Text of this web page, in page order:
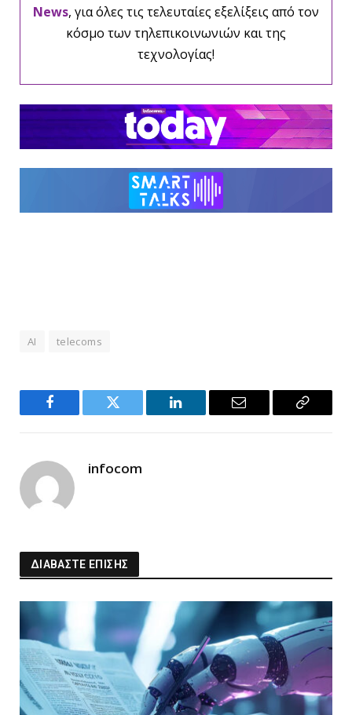
News, για όλες τις τελευταίες εξελίξεις από τον
κόσμο των τηλεπικοινωνιών και της
τεχνολογίας!
AI telecoms
Facebook Twitter LinkedIn Email
Copy
infocom
ΔΙΑΒΑΣΤΕ ΕΠΙΣΗΣ